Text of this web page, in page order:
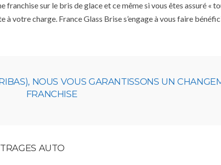
sur le bris de glace et ce même si vous êtes assuré «
votre charge. France Glass Brise s’engage à vous faire
NOUS VOUS GARANTISSONS UN
FRANCHISE
AUTO